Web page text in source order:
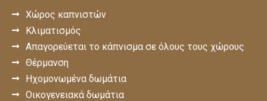
Χώρος καπνιστών
Κλιματισμός
Απαγορεύεται το κάπνισμα σε όλους τους χώρους
Θέρμανση
Ηχομονωμένα δωμάτια
Οικογενειακά δωμάτια